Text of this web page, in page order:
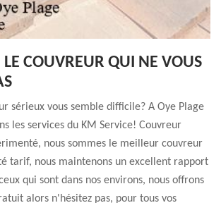
LE COUVREUR QUI NE VOUS
sérieux vous semble difficile? A Oye Plage
les services du KM Service! Couvreur
nous sommes le meilleur couvreur
tarif, nous maintenons un excellent rapport
qui sont dans nos environs, nous offrons
alors n'hésitez pas, pour tous vos